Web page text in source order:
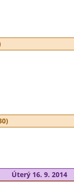
Úterý 16. 9. 2014